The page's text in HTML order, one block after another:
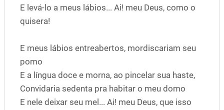
E levá-lo a meus lábios... Ai! meu Deus, como o
quisera!
E meus lábios entreabertos, mordiscariam seu
pomo
E a língua doce e morna, ao pincelar sua haste,
Convidaria sedenta pra habitar o meu domo
E nele deixar seu mel... Ai! meu Deus, que isso